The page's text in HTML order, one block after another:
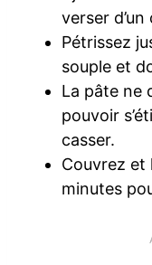
verser d’un
Pétrissez
souple et
La pâte ne
pouvoir
casser.
Couvrez et
minutes